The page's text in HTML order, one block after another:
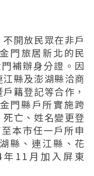
開放民眾在非戶
門旅居新北的民
補辦身分證。因
縣及澎湖縣洽商
籍登記等合作，
門縣戶所實施跨
亡、姓名變更登
本市任一戶所申
縣、連江縣、花
11月加入屏東